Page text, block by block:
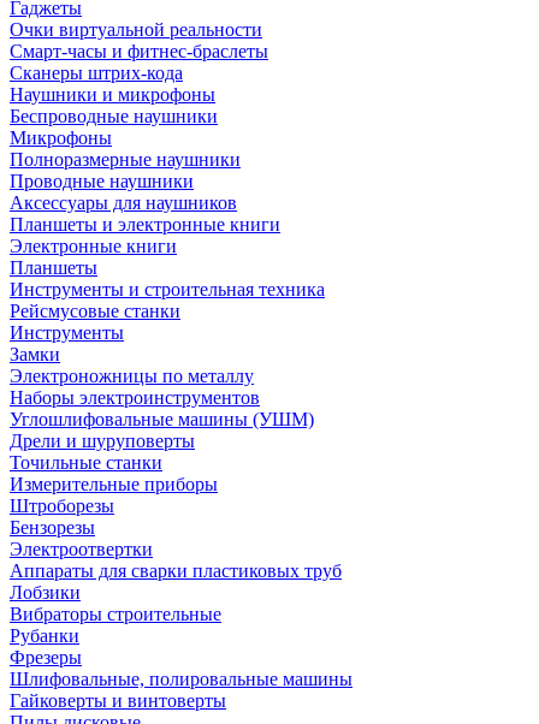
Гаджеты
Очки виртуальной реальности
Смарт-часы и фитнес-браслеты
Сканеры штрих-кода
Наушники и микрофоны
Беспроводные наушники
Микрофоны
Полноразмерные наушники
Проводные наушники
Аксессуары для наушников
Планшеты и электронные книги
Электронные книги
Планшеты
Инструменты и строительная техника
Рейсмусовые станки
Инструменты
Замки
Электроножницы по металлу
Наборы электроинструментов
Углошлифовальные машины (УШМ)
Дрели и шуруповерты
Точильные станки
Измерительные приборы
Штроборезы
Бензорезы
Электроотвертки
Аппараты для сварки пластиковых труб
Лобзики
Вибраторы строительные
Рубанки
Фрезеры
Шлифовальные, полировальные машины
Гайковерты и винтоверты